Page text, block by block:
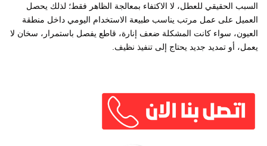
السبب الحقيقي للعطل، لا الاكتفاء بمعالجة الظاهر فقط؛ لذلك يحصل
العميل على عمل مرتب يناسب طبيعة الاستخدام اليومي داخل منطقة
العيون، سواء كانت المشكلة ضعف إنارة، قاطع يفصل باستمرار، سخان لا
يعمل، أو تمديد جديد يحتاج إلى تنفيذ نظيف.